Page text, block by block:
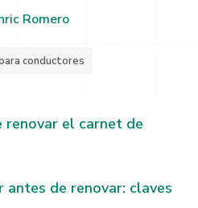
Romero
conductores
renovar el carnet de
antes de renovar: claves